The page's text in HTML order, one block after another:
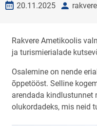
Loomise kuupäev
20.11.2025 autor
Rakvere Ametikoolis
ja turismierialade
Osalemine on nende
õppetööst. Selline
arendada
olukordadeks, mis neid